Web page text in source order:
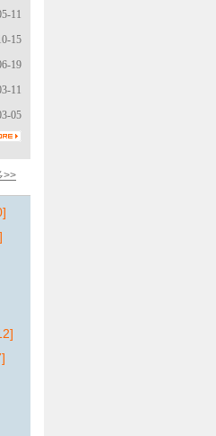
11
15
19
11
05
>>